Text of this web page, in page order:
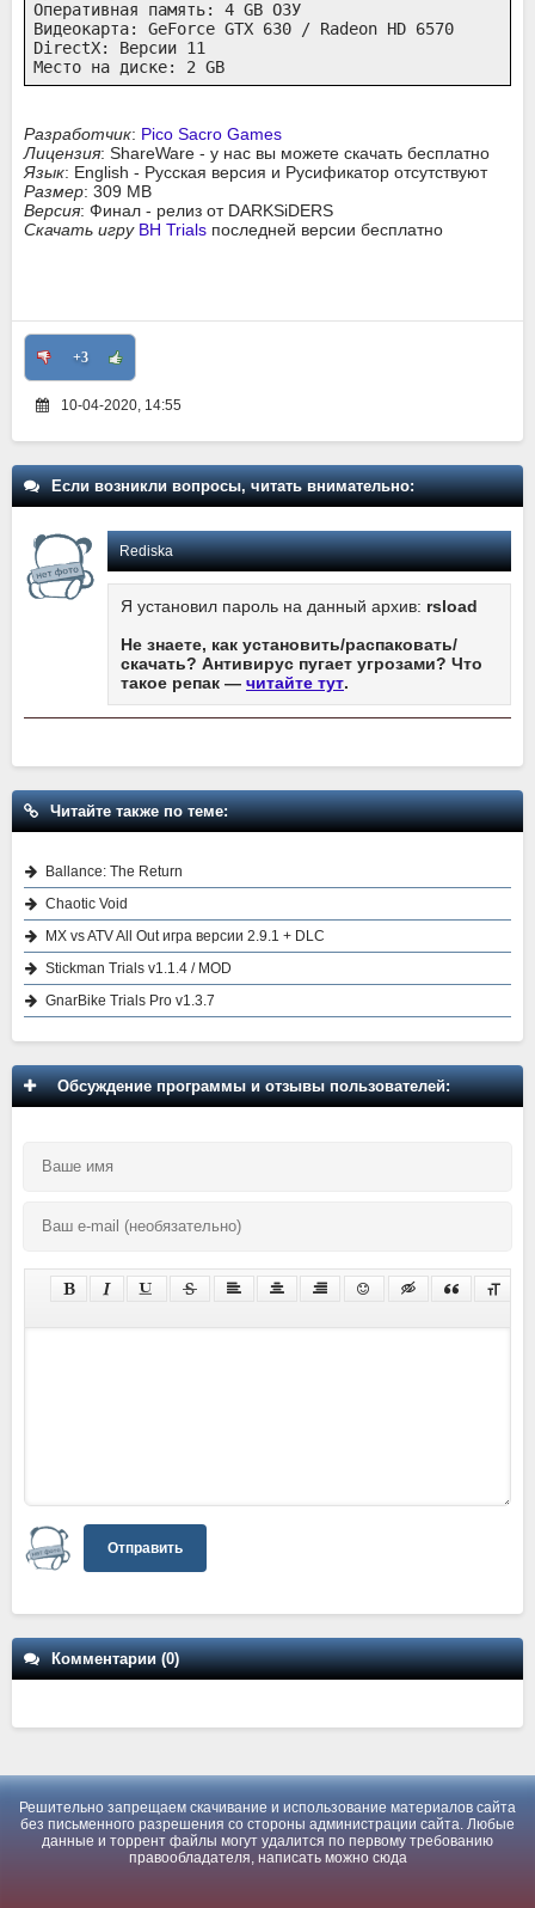
Оперативная память: 4 GB ОЗУ
Видеокарта: GeForce GTX 630 / Radeon HD 6570
DirectX: Версии 11
Место на диске: 2 GB
Разработчик: Pico Sacro Games
Лицензия: ShareWare - у нас вы можете скачать бесплатно
Язык: English - Русская версия и Русификатор отсутствуют
Размер: 309 MB
Версия: Финал - релиз от DARKSiDERS
Скачать игру BH Trials последней версии бесплатно
+3
10-04-2020, 14:55
Если возникли вопросы, читать внимательно:
Rediska
Я установил пароль на данный архив: rsload
Не знаете, как установить/распаковать/
скачать? Антивирус пугает угрозами? Что
такое репак — читайте тут.
Читайте также по теме:
Ballance: The Return
Chaotic Void
MX vs ATV All Out игра версии 2.9.1 + DLC
Stickman Trials v1.1.4 / MOD
GnarBike Trials Pro v1.3.7
Обсуждение программы и отзывы пользователей:
Отправить
Комментарии (0)
Решительно запрещаем скачивание и использование материалов сайта
без письменного разрешения со стороны администрации сайта. Любые
данные и торрент файлы могут удалится по первому требованию
правообладателя, написать можно сюда